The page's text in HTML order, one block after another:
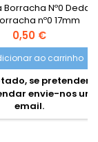
Nº0 Dedal
nº0 17mm
Preço
0,50 €
ao carrinho
se pretender
envie-nos um
email.